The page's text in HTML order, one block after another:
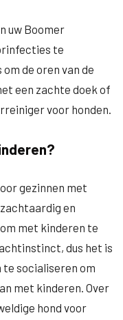
uw Boomer
te
de oren van de
een zachte doek of
voor honden.
gezinnen met
en
met kinderen te
dus het is
te socialiseren om
met kinderen. Over
hond voor